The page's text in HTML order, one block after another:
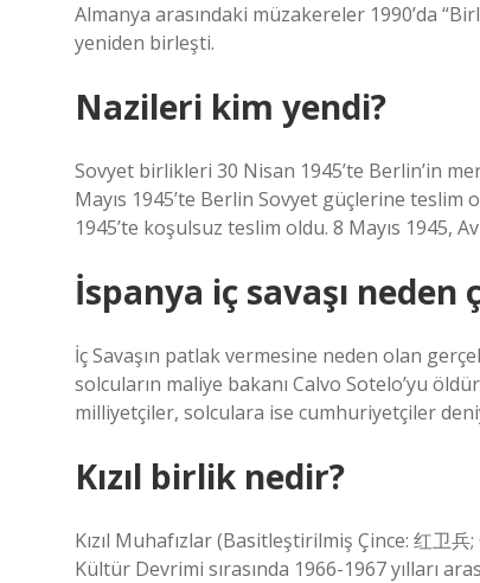
Almanya arasındaki müzakereler 1990’da
yeniden birleşti.
Nazileri kim yendi?
Sovyet birlikleri 30 Nisan 1945’te Berlin’in
Mayıs 1945’te Berlin Sovyet güçlerine teslim
1945’te koşulsuz teslim oldu. 8 Mayıs 1945,
İspanya iç savaşı neden
İç Savaşın patlak vermesine neden olan
solcuların maliye bakanı Calvo Sotelo’yu
milliyetçiler, solculara ise cumhuriyetçiler
Kızıl birlik nedir?
Kızıl Muhafızlar (Basitleştirilmiş Çince: 红卫
Kültür Devrimi sırasında 1966-1967 yılları